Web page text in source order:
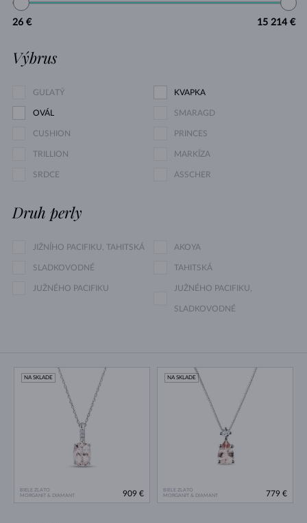
26 € 15 214 €
Výbrus
GUĽATÝ KVAPKA
OVÁL SMARAGD
CUSHION PRINCES
TRILLION MARKÍZA
SRDCE ASSCHER
Druh perly
JIŽNÍHO PACIFIKU, TAHITSKÁ AKOYA
SLADKOVODNÉ TAHITSKÁ
JUŽNÉHO PACIFIKU JUŽNÉHO PACIFIKU,
SLADKOVODNÉ
BIELE ZLATO
MORGANIT & DIAMANT
NA SKLADE
909 €
BIELE ZLATO
MORGANIT & DIAMANT
NA SKLADE
779 €